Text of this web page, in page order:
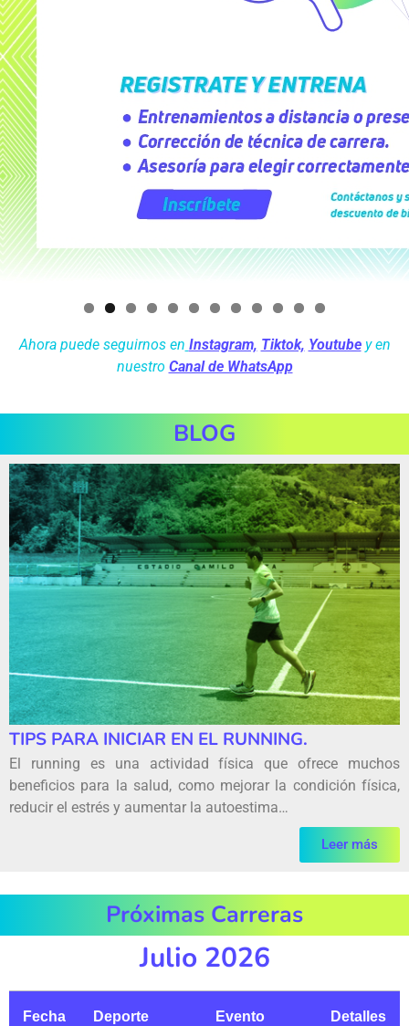
Ahora puede seguirnos en Instagram, Tiktok, Youtubey en
nuestro Canal de WhatsApp
BLOG
TIPS PARA INICIAR EN EL RUNNING.
El running es una actividad física que ofrece muchos
beneficios para la salud, como mejorar la condición física,
reducir el estrés y aumentar la autoestima…
Leer más
Próximas Carreras
Julio 2026
Fecha Deporte Evento Detalles